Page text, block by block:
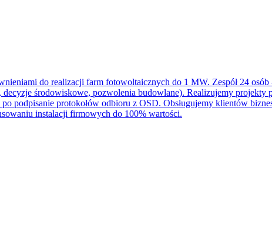
do realizacji farm fotowoltaicznych do 1 MW. Zespół 24
środowiskowe, pozwolenia budowlane). Realizujemy
podpisanie protokołów odbioru z OSD. Obsługujemy klientów
instalacji firmowych do 100% wartości.